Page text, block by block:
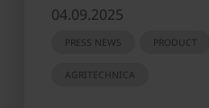
04.09.2025
PRESS NEWS PRODUCT
AGRITECHNICA